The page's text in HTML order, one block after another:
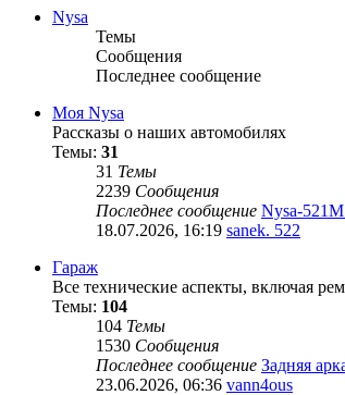
Nysa
Темы
Сообщения
Последнее сообщение
Моя Nysa
Рассказы о наших автомобилях
Темы: 31
31 Темы
2239 Сообщения
Последнее сообщение Nysa-
18.07.2026, 16:19 sanek. 522
Гараж
Все технические аспекты, включая
Темы: 104
104 Темы
1530 Сообщения
Последнее сообщение Задняя
23.06.2026, 06:36 vann4ous